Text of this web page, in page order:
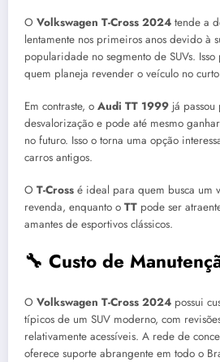
O Volkswagen T-Cross 2024 tende a
lentamente nos primeiros anos devido à
popularidade no segmento de SUVs.
quem planeja revender o veículo no
Em contraste, o Audi TT 1999 já
desvalorização e pode até mesmo
no futuro. Isso o torna uma opção
carros antigos.
O T-Cross é ideal para quem busca um
revenda, enquanto o TT pode ser
amantes de esportivos clássicos.
🔧 Custo de
O Volkswagen T-Cross 2024 possui
típicos de um SUV moderno, com
relativamente acessíveis. A rede de
oferece suporte abrangente em todo o